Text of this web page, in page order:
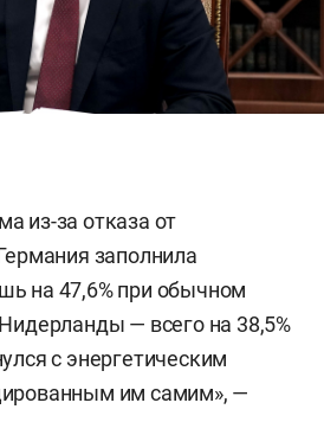
из-за отказа от
заполнила
на 47,6% при обычном
— всего на 38,5%
с энергетическим
им самим», —